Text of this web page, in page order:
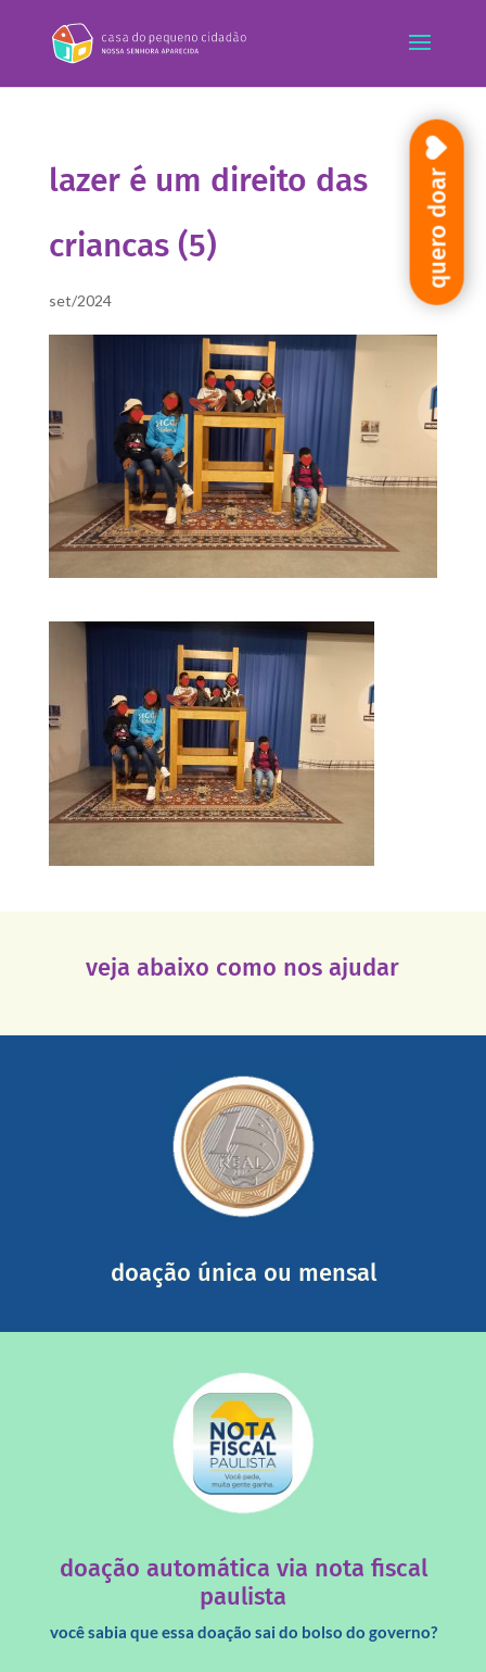
lazer é um direito das
criancas (5)
set/2024
veja abaixo como nos ajudar
doação única ou mensal
mail mostrando tudo o que fizemos com a sua ajuda
somada a de outras pessoas.
saiba mais
doação automática via nota fiscal
paulista
você sabia que essa doação sai do bolso do governo?
saiba mais
quero doar